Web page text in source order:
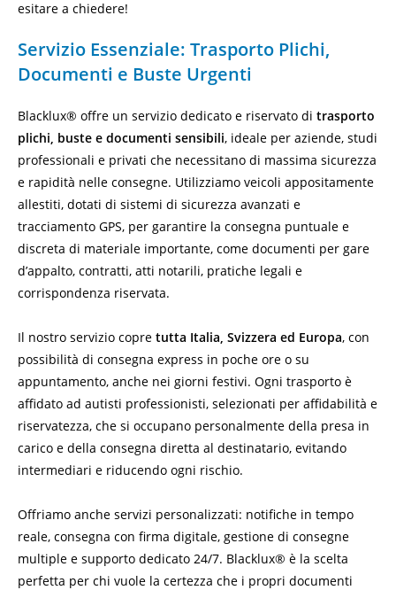
esitare a chiedere!
Servizio Essenziale: Trasporto Plichi,
Documenti e Buste Urgenti
Blacklux® offre un servizio dedicato e riservato di trasporto
plichi, buste e documenti sensibili, ideale per aziende, studi
professionali e privati che necessitano di massima sicurezza
e rapidità nelle consegne. Utilizziamo veicoli appositamente
allestiti, dotati di sistemi di sicurezza avanzati e
tracciamento GPS, per garantire la consegna puntuale e
discreta di materiale importante, come documenti per gare
d’appalto, contratti, atti notarili, pratiche legali e
corrispondenza riservata.
Il nostro servizio copre tutta Italia, Svizzera ed Europa, con
possibilità di consegna express in poche ore o su
appuntamento, anche nei giorni festivi. Ogni trasporto è
affidato ad autisti professionisti, selezionati per affidabilità e
riservatezza, che si occupano personalmente della presa in
carico e della consegna diretta al destinatario, evitando
intermediari e riducendo ogni rischio.
Offriamo anche servizi personalizzati: notifiche in tempo
reale, consegna con firma digitale, gestione di consegne
multiple e supporto dedicato 24/7. Blacklux® è la scelta
perfetta per chi vuole la certezza che i propri documenti